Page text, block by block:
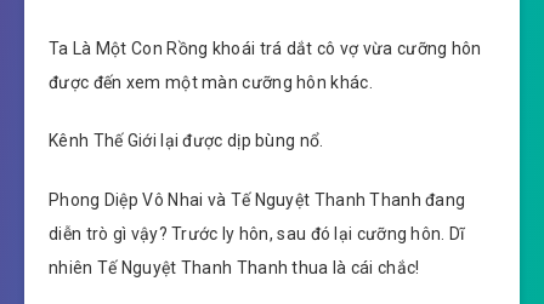
Ta Là Một Con Rồng khoái trá dắt cô vợ vừa cưỡng hôn
được đến xem một màn cưỡng hôn khác.
Kênh Thế Giới lại được dịp bùng nổ.
Phong Diệp Vô Nhai và Tế Nguyệt Thanh Thanh đang
diễn trò gì vậy? Trước ly hôn, sau đó lại cưỡng hôn. Dĩ
nhiên Tế Nguyệt Thanh Thanh thua là cái chắc!